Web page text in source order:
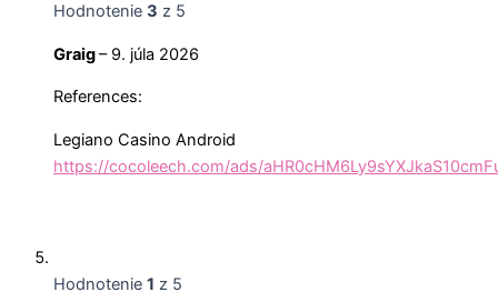
Hodnotenie 3 z 5
Graig– 9. júla 2026
References:
Legiano Casino Android
https://cocoleech.com/ads/
Hodnotenie 1 z 5